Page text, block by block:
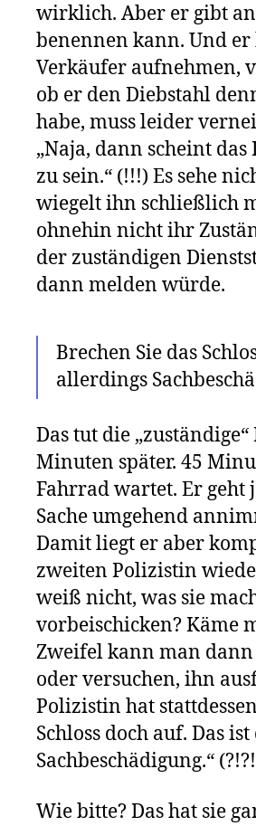
wirklich. Aber er gibt
benennen kann. Und
Verkäufer aufnehmen,
ob er den Diebstahl
habe, muss leider
„Naja, dann scheint
zu sein.“ (!!!) Es sehe
wiegelt ihn schließlich
ohnehin nicht ihr
der zuständigen
dann melden würde.
Brechen Sie das
allerdings
Das tut die
Minuten später. 45
Fahrrad wartet. Er geht
Sache umgehend
Damit liegt er aber
zweiten Polizistin
weiß nicht, was sie
vorbeischicken? Käme
Zweifel kann man dann
oder versuchen, ihn
Polizistin hat
Schloss doch auf. Das
Sachbeschädigung.“
Wie bitte? Das hat sie